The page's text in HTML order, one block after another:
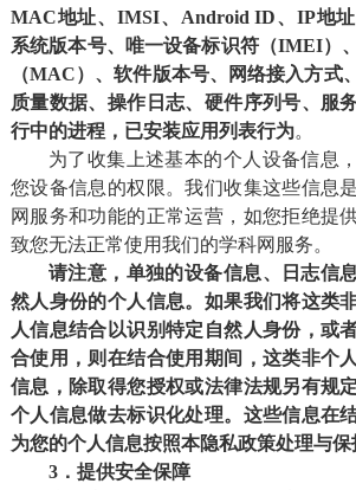
MAC地址、IMSI、Android ID、IP地
系统版本号、唯一设备标识符（IMEI）
（MAC）、软件版本号、网络接入方式
质量数据、操作日志、硬件序列号、服
行中的进程，已安装应用列表行为。
为了收集上述基本的个人设备信息
您设备信息的权限。我们收集这些信息
网服务和功能的正常运营，如您拒绝提
致您无法正常使用我们的学科网服务。
请注意，单独的设备信息、日志信
然人身份的个人信息。如果我们将这类
人信息结合 以识别特定自然人身份，或
合使用，则在结合使用期间，这类非个
信息，除取得您授权或法律法规另有规
个人信息做去标识化处理。这些信息在
为您的个人信息按照本隐私政策处理与保
3．提供安全保障